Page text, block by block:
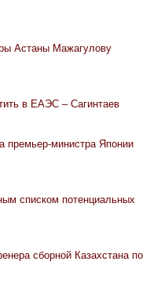
Астаны Мажагулову
в ЕАЭС – Сагинтаев
премьер-министра Японии
списком потенциальных
сборной Казахстана по